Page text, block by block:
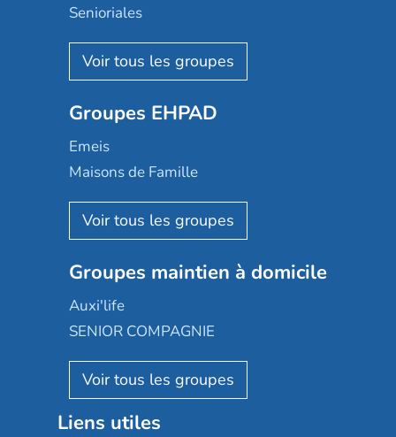
Senioriales
Nohée
Les Résidentiels
Mobicap
Domusvi
Happy Senior
Aquarelia
Nexity edenea
Les jardins d'Arcadie
Occitalia
Appartseniors
Reseda
Stella management
Les villages d'or
Groupes EHPAD
Emeis
Maisons de Famille
Korian
Emera
Groupe SOS
Le Noble Âge
Almage
Résidalya
Groupe aplus
Groupes maintien à domicile
Auxi'life
SENIOR COMPAGNIE
AGE D'OR Services
Liens utiles